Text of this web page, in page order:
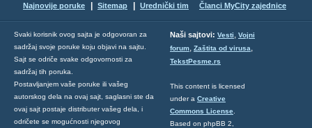
Najnovije poruke Sitemap Urednički tim Članci MyCity zajednice
Svaki korisnik ovog sajta je odgovoran za
sadržaj svoje poruke koju objavi na sajtu.
Sajt se odriče svake odgovornosti za
sadržaj tih poruka.
Postavljanjem vaše poruke ili vašeg
autorskog dela na ovaj sajt, saglasni ste da
ovaj sajt postaje distributer vašeg dela, i
odričete se mogućnosti njegovog
Naši sajtovi: Vesti, Vojni
forum, Zaštita od virusa,
TekstPesme.rs
This content is licensed
under a Creative
Commons License
Based on phpBB 2,